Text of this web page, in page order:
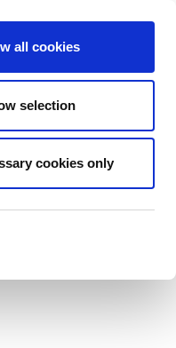
all cookies
selection
cookies only
Next